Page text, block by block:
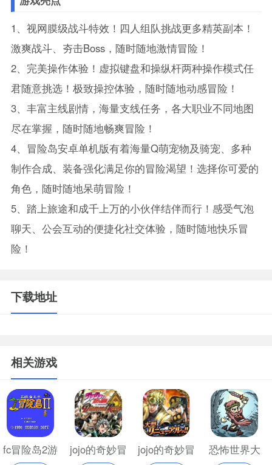
1、视网膜级战斗特效！四人组队挑战更多精英副本！
激爽战斗、夯击Boss，随时随地激情冒险！
2、完美操作体验！虚拟键盘和操纵杆两种操作模式任
君随意挑选！极致操控体验，随时随地动感冒险！
3、丰富主线剧情，海量支线任务，各大职业不同地图
尽在掌握，随时随地畅爽冒险！
4、冒险岛安卓单机版有着海量Q萌宠物及骑宠、多种
制作合成、装备强化满足你的冒险渴望！选择你可爱的
角色，随时随地呆萌冒险！
5、踏上旅途和成千上万的小伙伴结伴而行！感受气泡
聊天、公会互动的便捷化社交体验，随时随地快乐冒
险！
下载地址
相关游戏
fc冒险岛2游
jojo的奇妙冒
jojo的奇妙冒
恐怖世界大